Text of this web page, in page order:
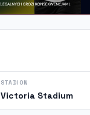
STADION
Victoria Stadium